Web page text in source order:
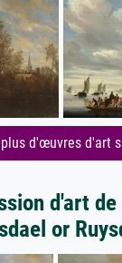
d'œuvres d'art
d'art
or